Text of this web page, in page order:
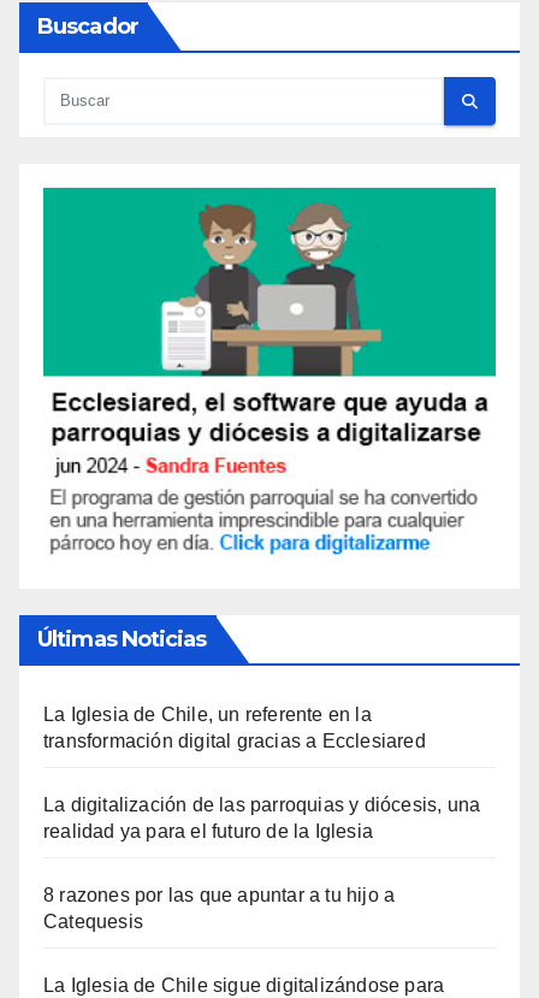
Buscador
Últimas Noticias
La Iglesia de Chile, un referente en la
transformación digital gracias a Ecclesiared
La digitalización de las parroquias y diócesis, una
realidad ya para el futuro de la Iglesia
8 razones por las que apuntar a tu hijo a
Catequesis
La Iglesia de Chile sigue digitalizándose para